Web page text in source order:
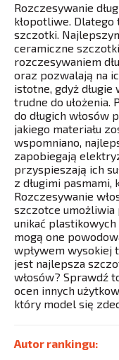
Rozczesywanie
kłopotliwe.
szczotki.
ceramiczne
rozczesywaniem
oraz pozwalają na
istotne, gdyż
trudne do
do długich włosów
jakiego materiału
wspomniano,
zapobiegają
przyspieszają ich
z długimi
Rozczesywanie
szczotce umożliwia
unikać
mogą one
wpływem wysokiej
jest najlepsza
włosów? Sprawdź
ocen innych
który model się
Autor rankingu: